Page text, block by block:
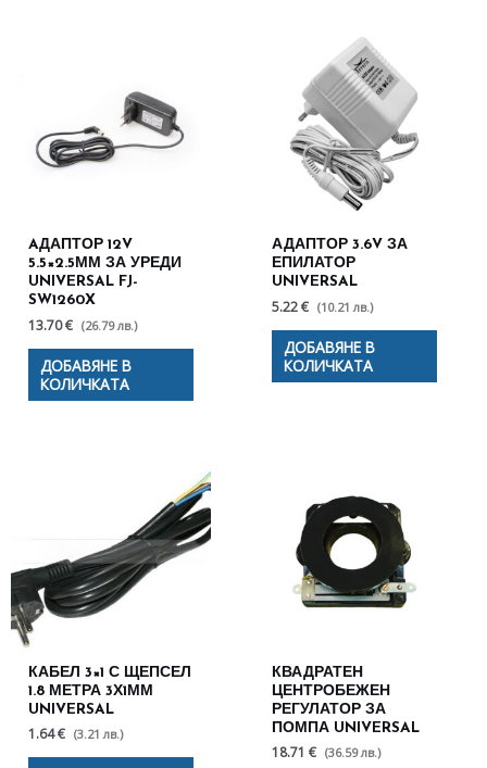
AДАПТОР 12V
5.5×2.5ММ ЗА УРЕДИ
UNIVERSAL FJ-
SW1260X
13.70 € (26.79 лв.)
ДОБАВЯНЕ В
КОЛИЧКАТА
АДАПТОР 3.6V ЗА
ЕПИЛАТОР
UNIVERSAL
5.22 € (10.21 лв.)
ДОБАВЯНЕ В
КОЛИЧКАТА
КАБЕЛ 3×1 С ЩЕПСЕЛ
1.8 МЕТРА 3Х1ММ
UNIVERSAL
1.64 € (3.21 лв.)
КВАДРАТЕН
ЦЕНТРОБЕЖЕН
РЕГУЛАТОР ЗА
ПОМПА UNIVERSAL
18.71 € (36.59 лв.)